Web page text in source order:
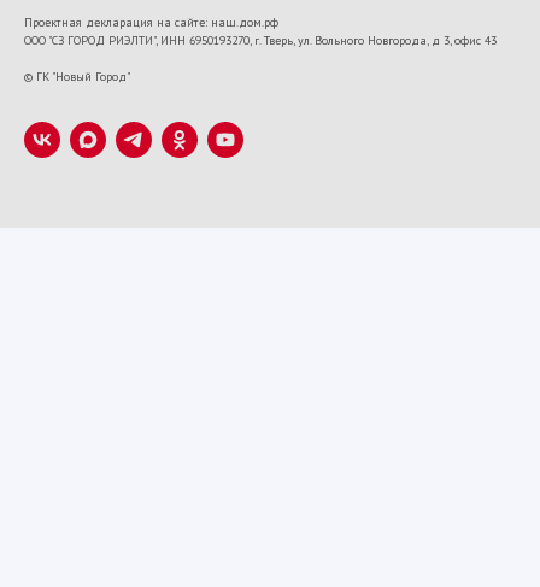
Проектная декларация на сайте: наш.дом.рф
ООО "СЗ ГОРОД РИЭЛТИ", ИНН 6950193270, г. Тверь, ул. Вольного Новгорода, д 3, офис 43
© ГК "Новый Город"